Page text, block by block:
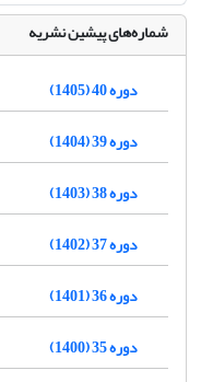
شماره‌های پیشین نشریه
دوره 40 (1405)
دوره 39 (1404)
دوره 38 (1403)
دوره 37 (1402)
دوره 36 (1401)
دوره 35 (1400)